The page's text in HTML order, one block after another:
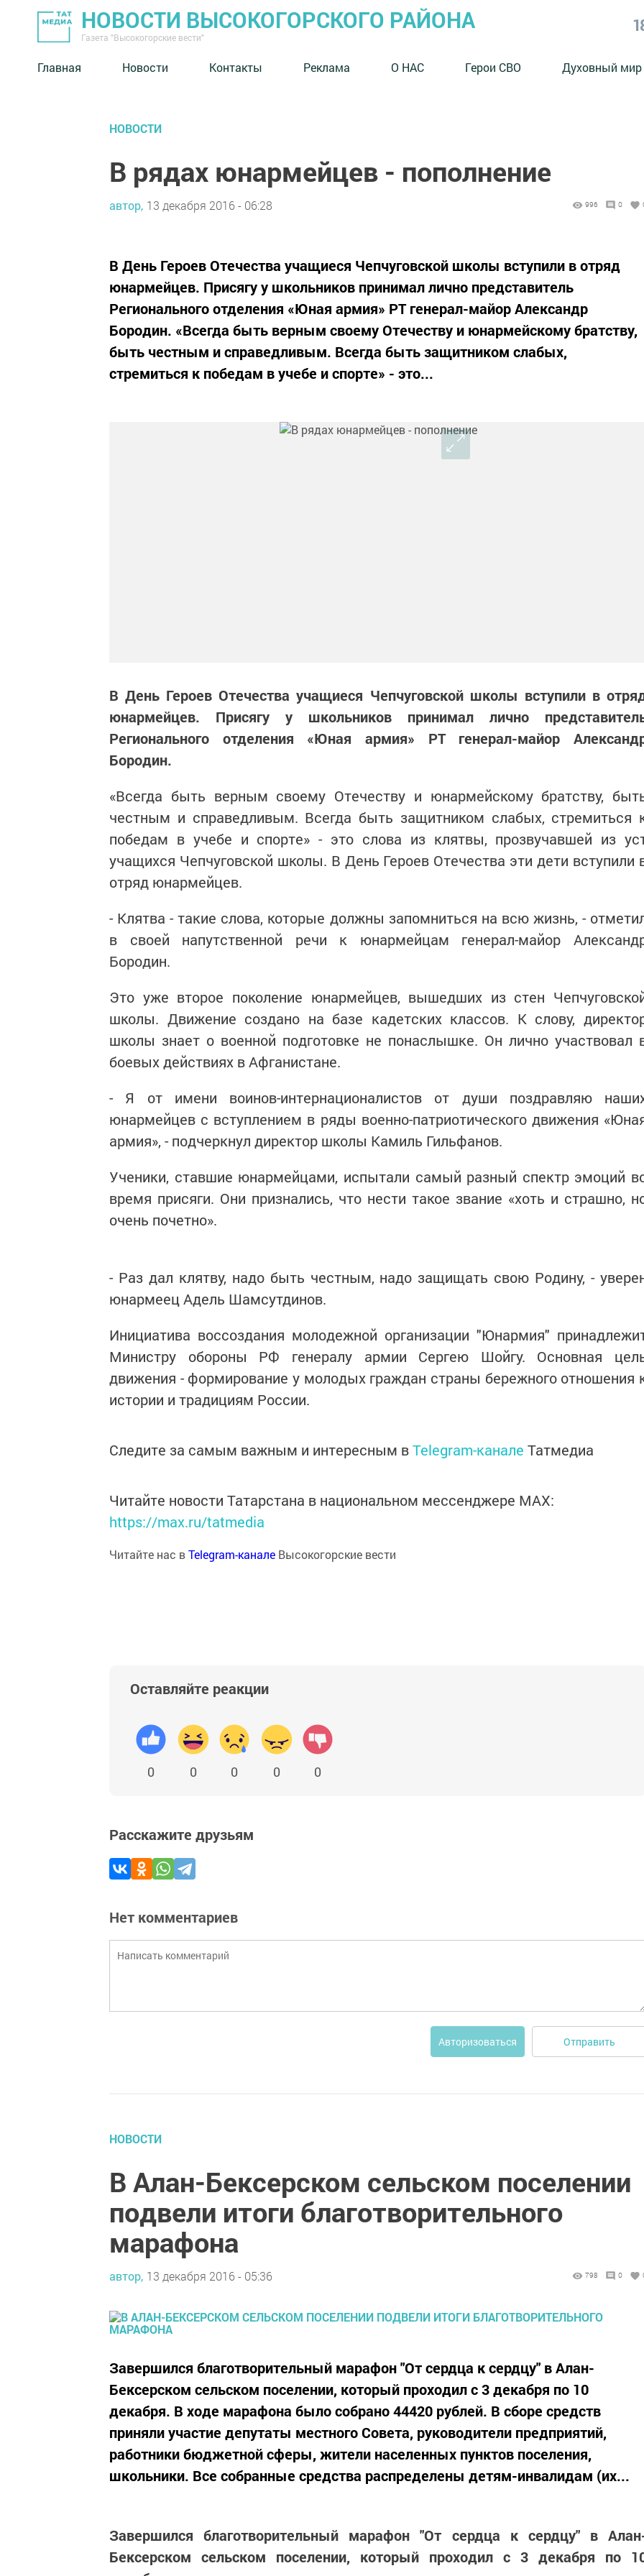
НОВОСТИ ВЫСОКОГОРСКОГО РАЙОНА
Газета "Высокогорские вести"
Главная Новости Контакты Реклама О НАС Герои СВО Духовный мир
НОВОСТИ
В рядах юнармейцев - пополнение
автор, 13 декабря 2016 - 06:28 996 0
В День Героев Отечества учащиеся Чепчуговской школы вступили в отряд
юнармейцев. Присягу у школьников принимал лично представитель
Регионального отделения «Юная армия» РТ генерал-майор Александр
Бородин. «Всегда быть верным своему Отечеству и юнармейскому братству,
быть честным и справедливым. Всегда быть защитником слабых,
стремиться к победам в учебе и спорте» - это...
В День Героев Отечества учащиеся Чепчуговской школы вступили в
юнармейцев. Присягу у школьников принимал лично
Регионального отделения «Юная армия» РТ генерал-майор
Бородин.
«Всегда быть верным своему Отечеству и юнармейскому братству,
честным и справедливым. Всегда быть защитником слабых, стремиться
победам в учебе и спорте» - это слова из клятвы, прозвучавшей из
учащихся Чепчуговской школы. В День Героев Отечества эти дети вступили
отряд юнармейцев.
- Клятва - такие слова, которые должны запомниться на всю жизнь, -
в своей напутственной речи к юнармейцам генерал-майор
Бородин.
Это уже второе поколение юнармейцев, вышедших из стен
школы. Движение создано на базе кадетских классов. К слову,
школы знает о военной подготовке не понаслышке. Он лично участвовал
боевых действиях в Афганистане.
- Я от имени воинов-интернационалистов от души поздравляю
юнармейцев с вступлением в ряды военно-патриотического движения
армия», - подчеркнул директор школы Камиль Гильфанов.
Ученики, ставшие юнармейцами, испытали самый разный спектр эмоций
время присяги. Они признались, что нести такое звание «хоть и страшно,
очень почетно».
- Раз дал клятву, надо быть честным, надо защищать свою Родину, -
юнармеец Адель Шамсутдинов.
Инициатива воссоздания молодежной организации "Юнармия"
Министру обороны РФ генералу армии Сергею Шойгу. Основная
движения - формирование у молодых граждан страны бережного отношения
истории и традициям России.
Следите за самым важным и интересным вTelegram-канале Татмедиа
Читайте новости Татарстана в национальном мессенджере MАХ:
https://max.ru/tatmedia
Читайте нас вTelegram-канале Высокогорские вести
Оставляйте реакции
0 0 0 0 0
Расскажите друзьям
Нет комментариев
Авторизоваться Отправить
НОВОСТИ
В Алан-Бексерском сельском поселении
подвели итоги благотворительного
марафона
автор, 13 декабря 2016 - 05:36 798 0
Завершился благотворительный марафон "От сердца к сердцу" в Алан-
Бексерском сельском поселении, который проходил с 3 декабря по 10
декабря. В ходе марафона было собрано 44420 рублей. В сборе средств
приняли участие депутаты местного Совета, руководители предприятий,
работники бюджетной сферы, жители населенных пунктов поселения,
школьники. Все собранные средства распределены детям-инвалидам (их...
Завершился благотворительный марафон "От сердца к сердцу" в
Бексерском сельском поселении, который проходил с 3 декабря по